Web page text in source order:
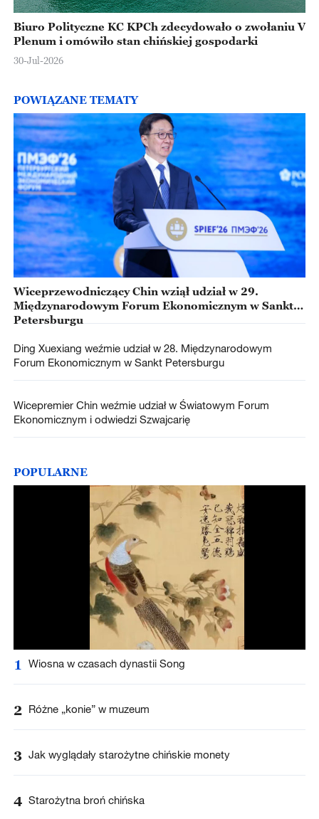
Biuro Polityczne KC KPCh zdecydowało o zwołaniu V
Plenum i omówiło stan chińskiej gospodarki
30-Jul-2026
POWIĄZANE TEMATY
Wiceprzewodniczący Chin wziął udział w 29.
Międzynarodowym Forum Ekonomicznym w Sankt
Petersburgu
Ding Xuexiang weźmie udział w 28. Międzynarodowym
Forum Ekonomicznym w Sankt Petersburgu
Wicepremier Chin weźmie udział w Światowym Forum
Ekonomicznym i odwiedzi Szwajcarię
POPULARNE
1 Wiosna w czasach dynastii Song
2 Różne „konie” w muzeum
3 Jak wyglądały starożytne chińskie monety
4 Starożytna broń chińska